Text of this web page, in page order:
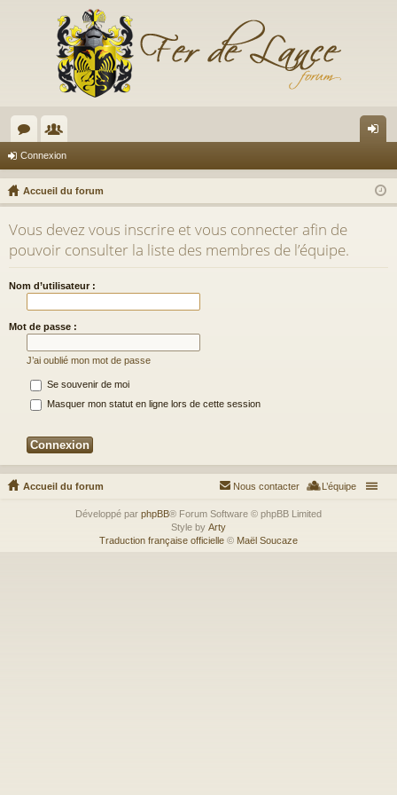
or
u
m
s
e
m
br
es
ne
xi
Connexion
Accueil du forum
Vous devez vous inscrire et vous connecter afin de
pouvoir consulter la liste des membres de l’équipe.
Nom d’utilisateur :
Mot de passe :
J’ai oublié mon mot de passe
Se souvenir de moi
Masquer mon statut en ligne lors de cette session
Accueil du forum L’équipe
Nous contacter
Développé par phpBB® Forum Software © phpBB Limited
Style by Arty
Traduction française officielle © Maël Soucaze